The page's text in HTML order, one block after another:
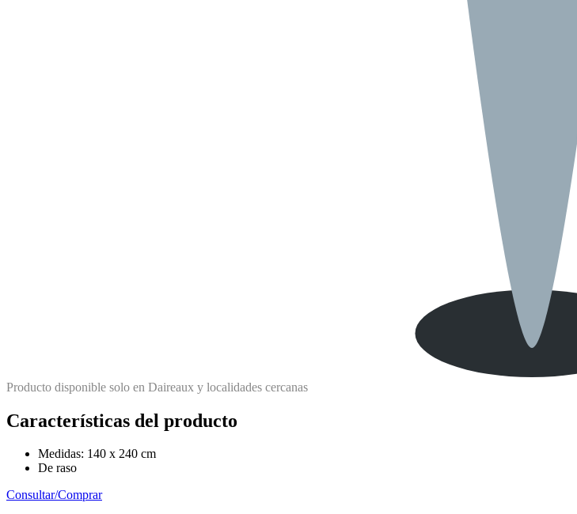
Producto disponible solo en Daireaux y localidades cercanas
Características del producto
Medidas: 140 x 240 cm
De raso
Consultar/Comprar